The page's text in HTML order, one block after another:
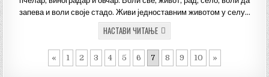
запева и воли своје стадо. Живи једноставним животом у селу…
НАСТАВИ ЧИТАЊЕМИЛУН
РИСТИЋ
ИЗ
СЕЛА
СТУБЛА
« 1 2 3 4 5 6 7 8 9 10 »